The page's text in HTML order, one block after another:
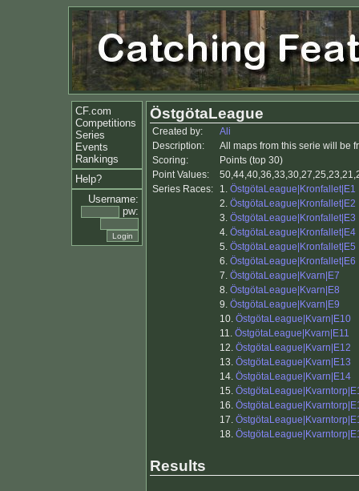
CF.com
Competitions
Series
Events
Rankings
Help?
Username:
pw:
ÖstgötaLeague
Created by:
Ali
Description:
All maps from this serie will be
Scoring:
Points (top 30)
Point Values:
Series Races:
1. ÖstgötaLeague|Kronfallet|E1
2. ÖstgötaLeague|Kronfallet|E2
3. ÖstgötaLeague|Kronfallet|E3
4. ÖstgötaLeague|Kronfallet|E4
5. ÖstgötaLeague|Kronfallet|E5
6. ÖstgötaLeague|Kronfallet|E6
7. ÖstgötaLeague|Kvarn|E7
8. ÖstgötaLeague|Kvarn|E8
9. ÖstgötaLeague|Kvarn|E9
10. ÖstgötaLeague|Kvarn|E10
11. ÖstgötaLeague|Kvarn|E11
12. ÖstgötaLeague|Kvarn|E12
13. ÖstgötaLeague|Kvarn|E13
14. ÖstgötaLeague|Kvarn|E14
15.
16.
17.
18.
Results